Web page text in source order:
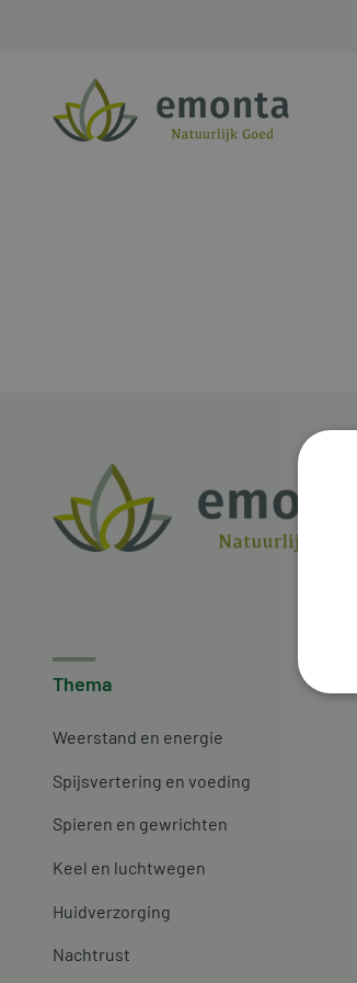
Thema
Weerstand en energie
Spijsvertering en voeding
Spieren en gewrichten
Keel en luchtwegen
Huidverzorging
Nachtrust